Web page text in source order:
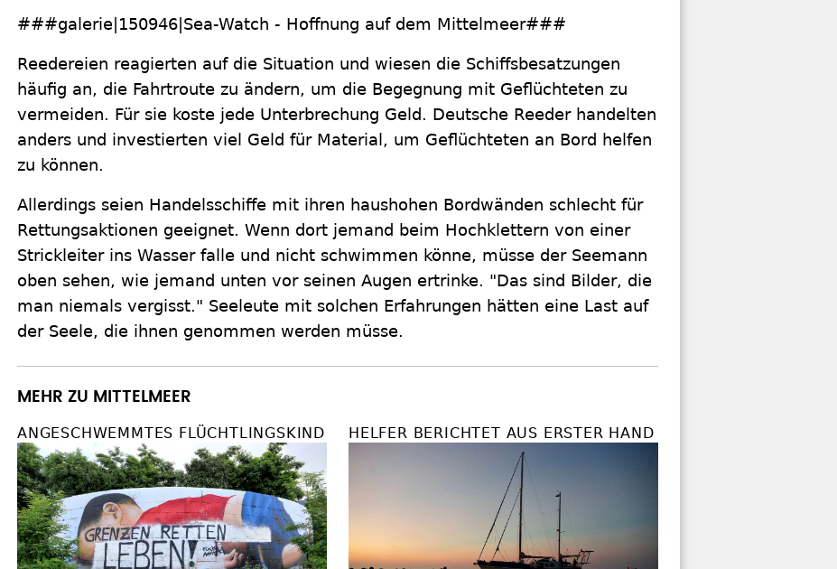
###galerie|150946|Sea-Watch - Hoffnung auf dem Mittelmeer###
Reedereien reagierten auf die Situation und wiesen die Schiffsbesatzungen
häufig an, die Fahrtroute zu ändern, um die Begegnung mit Geflüchteten zu
vermeiden. Für sie koste jede Unterbrechung Geld. Deutsche Reeder handelten
anders und investierten viel Geld für Material, um Geflüchteten an Bord helfen
zu können.
Allerdings seien Handelsschiffe mit ihren haushohen Bordwänden schlecht für
Rettungsaktionen geeignet. Wenn dort jemand beim Hochklettern von einer
Strickleiter ins Wasser falle und nicht schwimmen könne, müsse der Seemann
oben sehen, wie jemand unten vor seinen Augen ertrinke. "Das sind Bilder, die
man niemals vergisst." Seeleute mit solchen Erfahrungen hätten eine Last auf
der Seele, die ihnen genommen werden müsse.
MEHR ZU MITTELMEER
ANGESCHWEMMTES FLÜCHTLINGSKIND HELFER BERICHTET AUS ERSTER HAND